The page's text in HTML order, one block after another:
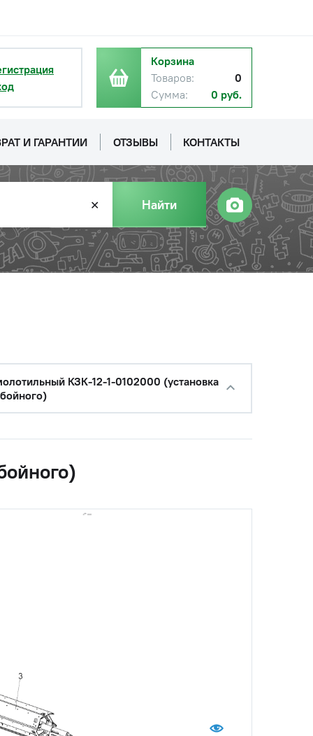
Корзина
Товаров:
0
Сумма:
0 руб.
И ГАРАНТИИ ОТЗЫВЫ КОНТАКТЫ
✕ Найти
КЗК-12-1-0102000 (установка
НДС
Купить